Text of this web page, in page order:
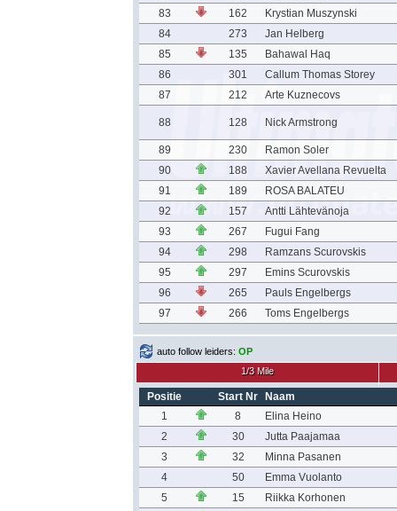
83
162
Krystian Muszynski
84
273
Jan Helberg
85
135
Bahawal Haq
86
301
Callum Thomas Storey
87
212 Arte Kuznecovs
88 128 Nick Armstrong
89 230
Ramon Soler
90
188
Xavier Avellana Revuelta
91
189
ROSA BALATEU
92
157
Antti Lähtevänoja
93
267
Fugui Fang
94
298
Ramzans Scurovskis
95
297
Emins Scurovskis
96
265
Pauls Engelbergs
97
266 Toms Engelbergs
auto follow leiders: OP
1/3 Mile
Positie Start Nr
Naam
1
8
Elina Heino
2
30
Jutta Paajamaa
3
32
Minna Pasanen
4
50
Emma Vuolanto
5
15
Riikka Korhonen